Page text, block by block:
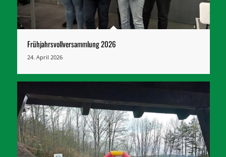
Frühjahrsvollversammlung 2026
24. April 2026